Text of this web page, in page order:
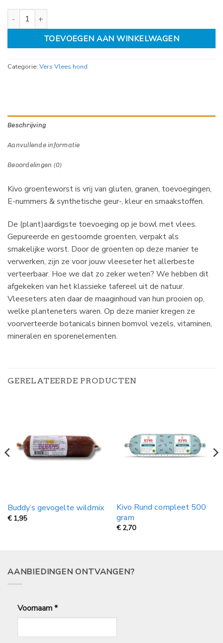
Kivo groenteworst 250 gram aantal
TOEVOEGEN AAN WINKELWAGEN
Categorie: Vers Vlees hond
Beschrijving
Aanvullende informatie
Beoordelingen (0)
Kivo groenteworst is vrij van gluten, granen, toevoegingen,
E-nummers & synthetische geur-, kleur en smaakstoffen.
De (plant)aardigste toevoeging op je bowl met vlees.
Gepureerde en gestoomde groenten, verpakt als
smakelijke worst. Door de groenten op deze manier te
verwerken, zijn ze voor jouw vleeseter het allerbeste
verteerbaar. Hoe we dat zo zeker weten? We hebben dit
afgekeken van het klassieke tafereel uit de natuur.
Vleeseters aten daar de maaginhoud van hun prooien op,
welke planteneters waren. Op deze manier kregen ze
voorverteerde botanicals binnen bomvol vezels, vitaminen,
mineralen en sporenelementen.
GERELATEERDE PRODUCTEN
Buddy’s gevogelte wildmix
€ 1,95
Kivo Rund compleet 500
gram
€ 2,70
AANBIEDINGEN ONTVANGEN?
Voornaam*